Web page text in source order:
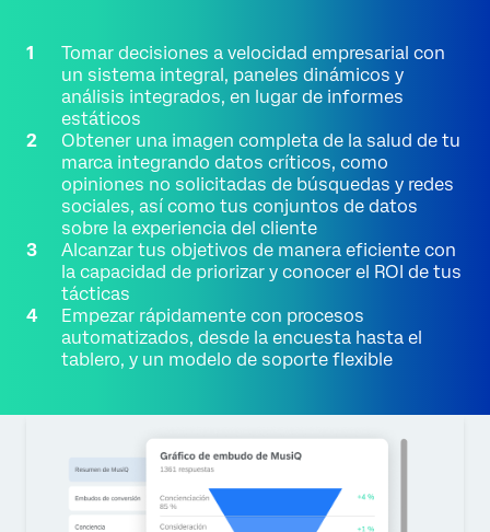
Tomar decisiones a velocidad empresarial con
un sistema integral, paneles dinámicos y
análisis integrados, en lugar de informes
estáticos
Obtener una imagen completa de la salud de tu
marca integrando datos críticos, como
opiniones no solicitadas de búsquedas y redes
sociales, así como tus conjuntos de datos
sobre la experiencia del cliente
Alcanzar tus objetivos de manera eficiente con
la capacidad de priorizar y conocer el ROI de tus
tácticas
Empezar rápidamente con procesos
automatizados, desde la encuesta hasta el
tablero, y un modelo de soporte flexible